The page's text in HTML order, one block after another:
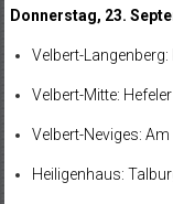
Donnerstag, 23.
Velbert-
Velbert-Mitte:
Velbert-Neviges:
Heiligenhaus: